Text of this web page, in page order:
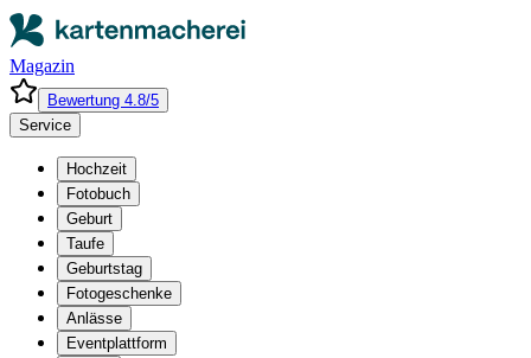
Magazin
Bewertung 4.8/5
Service
Hochzeit
Fotobuch
Geburt
Taufe
Geburtstag
Fotogeschenke
Anlässe
Eventplattform